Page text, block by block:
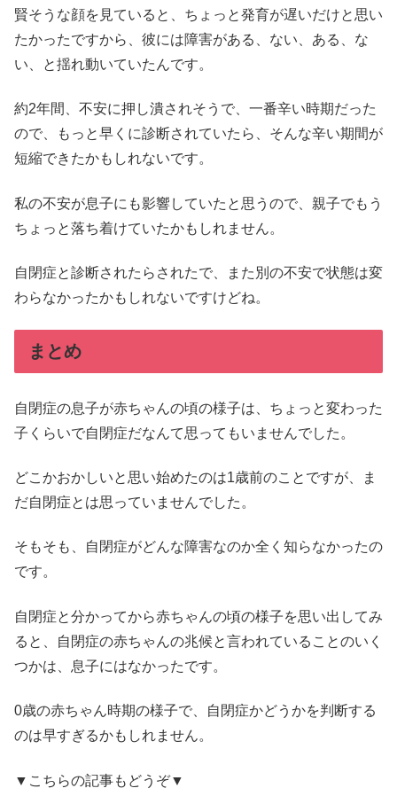
賢そうな顔を見ていると、ちょっと発育が遅いだけと思い
たかったですから、彼には障害がある、ない、ある、な
い、と揺れ動いていたんです。
約2年間、不安に押し潰されそうで、一番辛い時期だった
ので、もっと早くに診断されていたら、そんな辛い期間が
短縮できたかもしれないです。
私の不安が息子にも影響していたと思うので、親子でもう
ちょっと落ち着けていたかもしれません。
自閉症と診断されたらされたで、また別の不安で状態は変
わらなかったかもしれないですけどね。
まとめ
自閉症の息子が赤ちゃんの頃の様子は、ちょっと変わった
子くらいで自閉症だなんて思ってもいませんでした。
どこかおかしいと思い始めたのは1歳前のことですが、ま
だ自閉症とは思っていませんでした。
そもそも、自閉症がどんな障害なのか全く知らなかったの
です。
自閉症と分かってから赤ちゃんの頃の様子を思い出してみ
ると、自閉症の赤ちゃんの兆候と言われていることのいく
つかは、息子にはなかったです。
0歳の赤ちゃん時期の様子で、自閉症かどうかを判断する
のは早すぎるかもしれません。
▼こちらの記事もどうぞ▼